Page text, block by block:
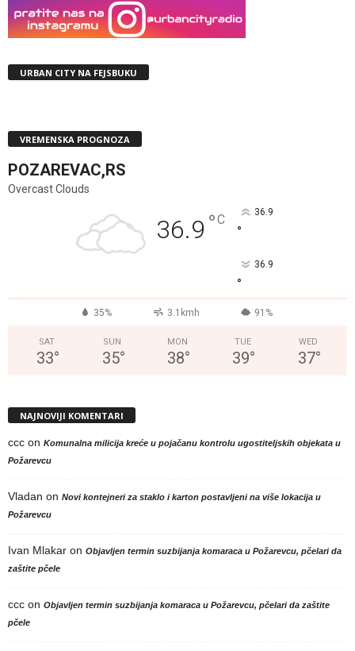
URBAN CITY NA FEJSBUKU
VREMENSKA PROGNOZA
POZAREVAC,RS
Overcast Clouds
36.9 °C 36.9
°
36.9
°
35% 3.1kmh 91%
SAT
33°
SUN
35°
MON
38°
TUE
39°
WED
37°
NAJNOVIJI KOMENTARI
ccc on Komunalna milicija kreće u pojačanu kontrolu ugostiteljskih objekata u
Požarevcu
Vladan on Novi kontejneri za staklo i karton postavljeni na više lokacija u
Požarevcu
Ivan Mlakar on Objavljen termin suzbijanja komaraca u Požarevcu, pčelari da
zaštite pčele
ccc on Objavljen termin suzbijanja komaraca u Požarevcu, pčelari da zaštite
pčele